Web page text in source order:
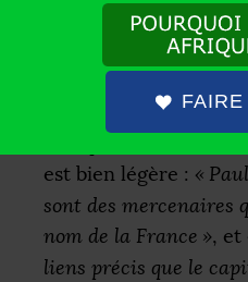
est bien légère : «
sont des mercenaires
nom de la France », et
liens précis que le